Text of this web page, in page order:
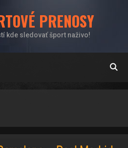
PRENOSY
kde sledovať šport naživo!